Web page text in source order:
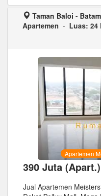
Taman Baloi -
Apartemen - Luas: 24
Apartemen
390 Juta (Apart.)
Jual Apartemen